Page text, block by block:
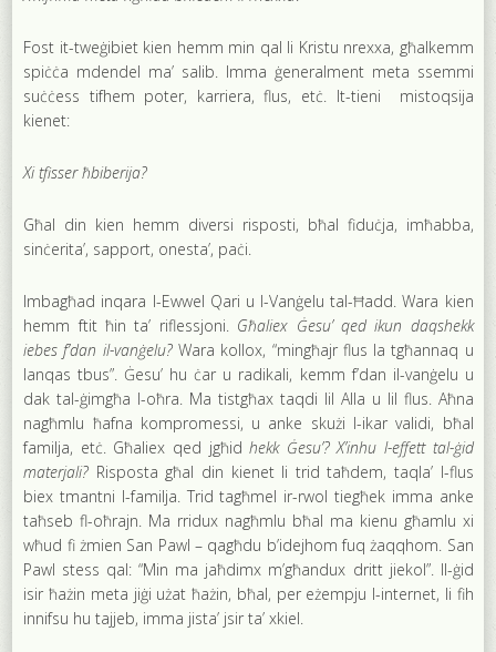
Fost it-tweġibiet kien hemm min qal li Kristu nrexxa, għalkemm
spiċċa mdendel ma’ salib. Imma ġeneralment meta ssemmi
suċċess tifhem poter, karriera, flus, etċ. It-tieni mistoqsija
kienet:
Xi tfisser ħbiberija?
Għal din kien hemm diversi risposti, bħal fiduċja, imħabba,
sinċerita’, sapport, onesta’, paċi.
Imbagħad inqara l-Ewwel Qari u l-Vanġelu tal-Ħadd. Wara kien
hemm ftit ħin ta’ riflessjoni. Għaliex Ġesu’ qed ikun daqshekk
iebes f’dan il-vanġelu?Wara kollox, “mingħajr flus la tgħannaq u
lanqas tbus”. Ġesu’ hu ċar u radikali, kemm f’dan il-vanġelu u
dak tal-ġimgħa l-oħra. Ma tistgħax taqdi lil Alla u lil flus. Aħna
nagħmlu ħafna kompromessi, u anke skużi l-ikar validi, bħal
familja, etċ. Għaliex qed jgħidhekk Ġesu’? X’inhu l-effett tal-ġid
materjali? Risposta għal din kienet li trid taħdem, taqla’ l-flus
biex tmantni l-familja. Trid tagħmel ir-rwol tiegħek imma anke
taħseb fl-oħrajn. Ma rridux nagħmlu bħal ma kienu għamlu xi
wħud fi żmien San Pawl – qagħdu b’idejhom fuq żaqqhom. San
Pawl stess qal: “Min ma jaħdimx m’għandux dritt jiekol”. Il-ġid
isir ħażin meta jiġi użat ħażin, bħal, per eżempju l-internet, li fih
innifsu hu tajjeb, imma jista’ jsir ta’ xkiel.